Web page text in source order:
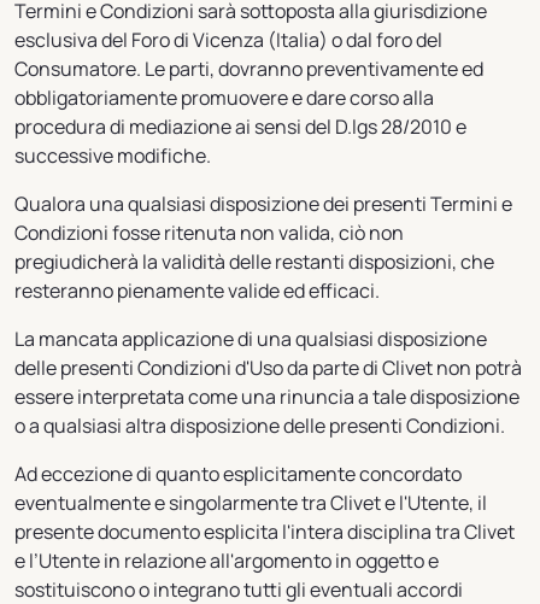
Termini e Condizioni sarà sottoposta alla giurisdizione
esclusiva del Foro di Vicenza (Italia) o dal foro del
Consumatore. Le parti, dovranno preventivamente ed
obbligatoriamente promuovere e dare corso alla
procedura di mediazione ai sensi del D.lgs 28/2010 e
successive modifiche.
Qualora una qualsiasi disposizione dei presenti Termini e
Condizioni fosse ritenuta non valida, ciò non
pregiudicherà la validità delle restanti disposizioni, che
resteranno pienamente valide ed efficaci.
La mancata applicazione di una qualsiasi disposizione
delle presenti Condizioni d'Uso da parte di Clivet non potrà
essere interpretata come una rinuncia a tale disposizione
o a qualsiasi altra disposizione delle presenti Condizioni.
Ad eccezione di quanto esplicitamente concordato
eventualmente e singolarmente tra Clivet e l'Utente, il
presente documento esplicita l'intera disciplina tra Clivet
e l’Utente in relazione all'argomento in oggetto e
sostituiscono o integrano tutti gli eventuali accordi